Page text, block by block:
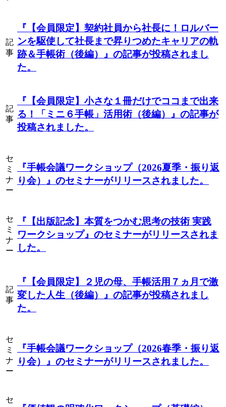
記
事
『【会員限定】契約社員から社長に！ロルバー
ンを駆使して社長まで昇りつめたキャリアの軌
跡＆手帳術（後編）』 の記事が投稿されまし
た。
記
事
『【会員限定】小さな１冊だけでココまで出来
る！「ミニ６手帳」活用術（後編）』 の記事が
投稿されました。
セ
ミ
ナ
ー
『手帳会議ワークショップ（2026夏季・振り返
り会）』 のセミナーがリリースされました。
セ
ミ
ナ
ー
『【出版記念】本質をつかむ思考の技術 実践
ワークショップ』 のセミナーがリリースされま
した。
記
事
『【会員限定】２児の母、手帳活用７ヵ月で激
変した人生（後編）』 の記事が投稿されまし
た。
セ
ミ
ナ
ー
『手帳会議ワークショップ（2026春季・振り返
り会）』 のセミナーがリリースされました。
セ